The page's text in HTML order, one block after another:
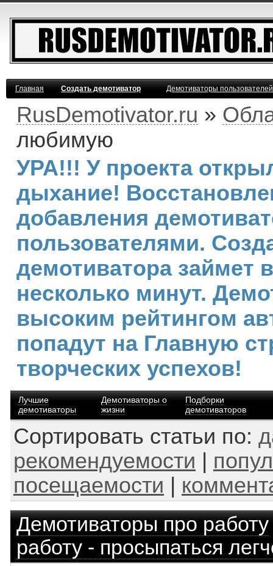
Главная Создать демотиватор Демотиваторы
RusDemotivator.ru »
любимую
УРА!!! У проекта
дыхание!
добавления
пользователями.
демотиватора займет
несколько минут.
высоким рейтингом
попадут на Главную
творческих успехов!
Лучшие
демотиваторы
Демотиваторы о
жизни
Подборки
демотиваторов
Сортировать статьи по:
рекомендуемости
посещаемости
Демотиваторы про работу
работу - просыпаться